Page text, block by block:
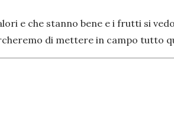
e che stanno bene e i frutti si
di mettere in campo tutto